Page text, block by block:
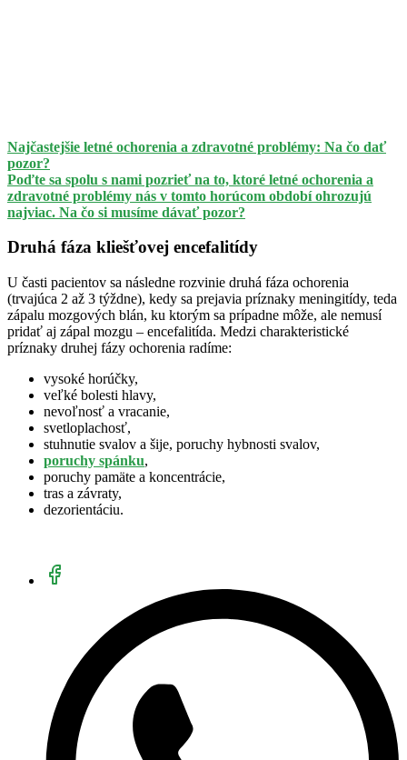
Najčastejšie letné ochorenia a zdravotné problémy: Na čo dať
pozor?
Poďte sa spolu s nami pozrieť na to, ktoré letné ochorenia a
zdravotné problémy nás v tomto horúcom období ohrozujú
najviac. Na čo si musíme dávať pozor?
Druhá fáza kliešťovej encefalitídy
U časti pacientov sa následne rozvinie druhá fáza ochorenia
(trvajúca 2 až 3 týždne), kedy sa prejavia príznaky meningitídy, teda
zápalu mozgových blán, ku ktorým sa prípadne môže, ale nemusí
pridať aj zápal mozgu – encefalitída. Medzi charakteristické
príznaky druhej fázy ochorenia radíme:
vysoké horúčky,
veľké bolesti hlavy,
nevoľnosť a vracanie,
svetloplachosť,
stuhnutie svalov a šije, poruchy hybnosti svalov,
poruchy spánku,
poruchy pamäte a koncentrácie,
tras a závraty,
dezorientáciu.